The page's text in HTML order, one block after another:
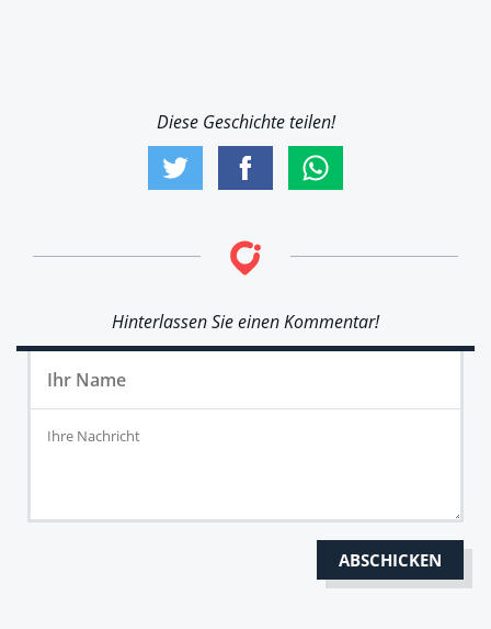
Diese Geschichte teilen!
Hinterlassen Sie einen Kommentar!